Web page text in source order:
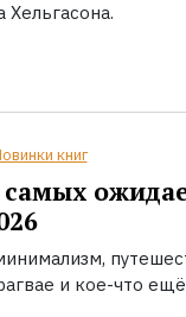
Хельгасона.
книг
и кое-что